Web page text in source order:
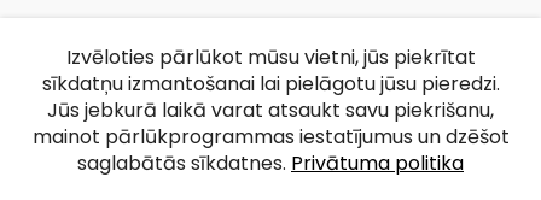
Izvēloties pārlūkot mūsu vietni, jūs piekrītat
sīkdatņu izmantošanai lai pielāgotu jūsu pieredzi.
Jūs jebkurā laikā varat atsaukt savu piekrišanu,
mainot pārlūkprogrammas iestatījumus un dzēšot
saglabātās sīkdatnes. Privātuma politika